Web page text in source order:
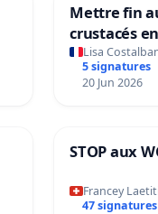
Mettre fin
crustacés
Lisa
5 signatures
20 Jun 2026
STOP aux
Francey
47 signatures